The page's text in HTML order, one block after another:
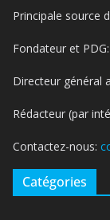
Principale source
Fondateur et PDG:
Directeur général
Rédacteur (par
Contactez-nous:
Catégories